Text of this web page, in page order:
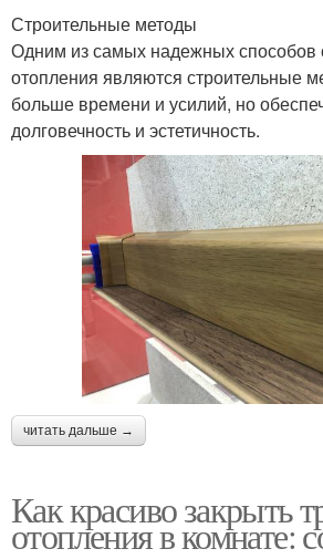
Строительные методы
Одним из самых надежных способов
отопления являются строительные
больше времени и усилий, но
долговечность и эстетичность.
читать дальше →
Как красиво закрыть
отопления в комнате: